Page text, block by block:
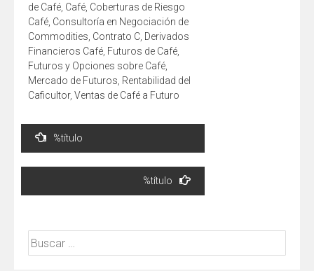
de Café Café Coberturas de Riesgo
Café Consultoría en Negociación de
Commodities Contrato C Derivados
Financieros Café Futuros de Café
Futuros y Opciones sobre Café
Mercado de Futuros Rentabilidad del
Caficultor, Ventas de Café a Futuro
Navegación
entradas
%título
%título
Buscar: